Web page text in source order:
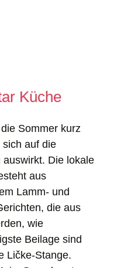
Küche
Sommer kurz
auf die
Die lokale
aus
Lamm- und
die aus
wie
Beilage sind
Ličke-Stange.